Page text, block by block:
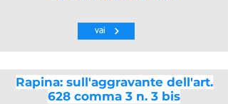
vai
Rapina: sull'aggravante dell'art.
628 comma 3 n. 3 bis